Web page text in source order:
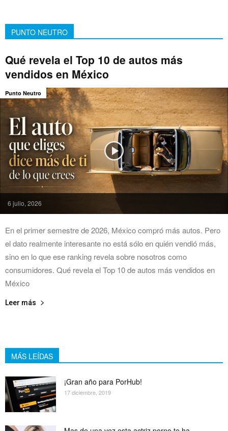
PUNTO NEUTRO
Qué revela el Top 10 de autos más
vendidos en México
6 julio, 2026
Punto Neutro
En el primer semestre de 2026, México compró más autos. Pero
el dato realmente interesante no está sólo en quién vendió más,
sino en lo que ese ranking revela sobre nosotros como
consumidores. Qué revela el Top 10 de autos más vendidos en
México
Leer más
MÁS LEÍDAS
¡Gran año para PorHub!
17 diciembre, 2019